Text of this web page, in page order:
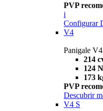
PVP
i
Configurar
V4
Panigale V4
214
124
173
PVP
Descubrir
V4 S